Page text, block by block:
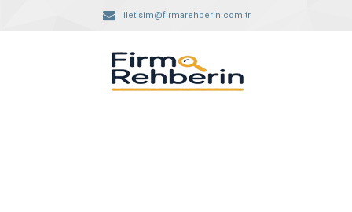
iletisim@firmarehberin.com.tr